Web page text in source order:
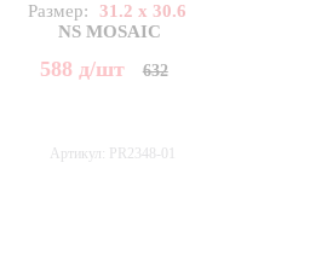
Размер:
31.2 x 30.6
NS MOSAIC
588 д/шт 632
Артикул: PR2348-01